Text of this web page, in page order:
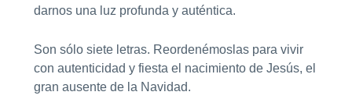
darnos una luz profunda y auténtica.
Son sólo siete letras. Reordenémoslas para vivir
con autenticidad y fiesta el nacimiento de Jesús, el
gran ausente de la Navidad.